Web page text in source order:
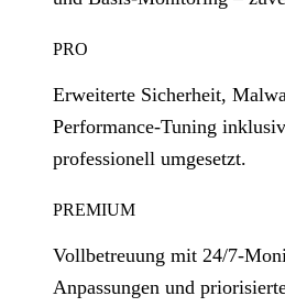
PRO
Erweiterte Sicherheit,
Performance‑Tuning
professionell umgesetzt.
PREMIUM
Vollbetreuung mit 24/
Anpassungen und